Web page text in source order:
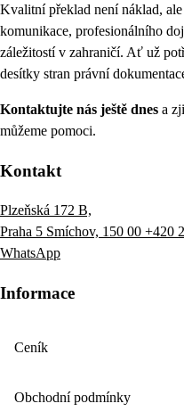
Kvalitní překlad není náklad,
komunikace, profesionálního
záležitostí v zahraničí. Ať už
desítky stran právní
Kontaktujte nás ještě dnes a
můžeme pomoci.
Kontakt
Plzeňská 172 B,
Praha 5 Smíchov, 150 00 +420
WhatsApp
Informace
Ceník
Obchodní podmínky